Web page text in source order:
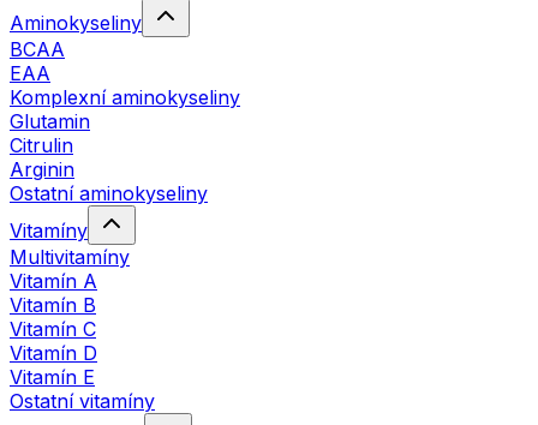
Aminokyseliny
BCAA
EAA
Komplexní aminokyseliny
Glutamin
Citrulin
Arginin
Ostatní aminokyseliny
Vitamíny
Multivitamíny
Vitamín A
Vitamín B
Vitamín C
Vitamín D
Vitamín E
Ostatní vitamíny